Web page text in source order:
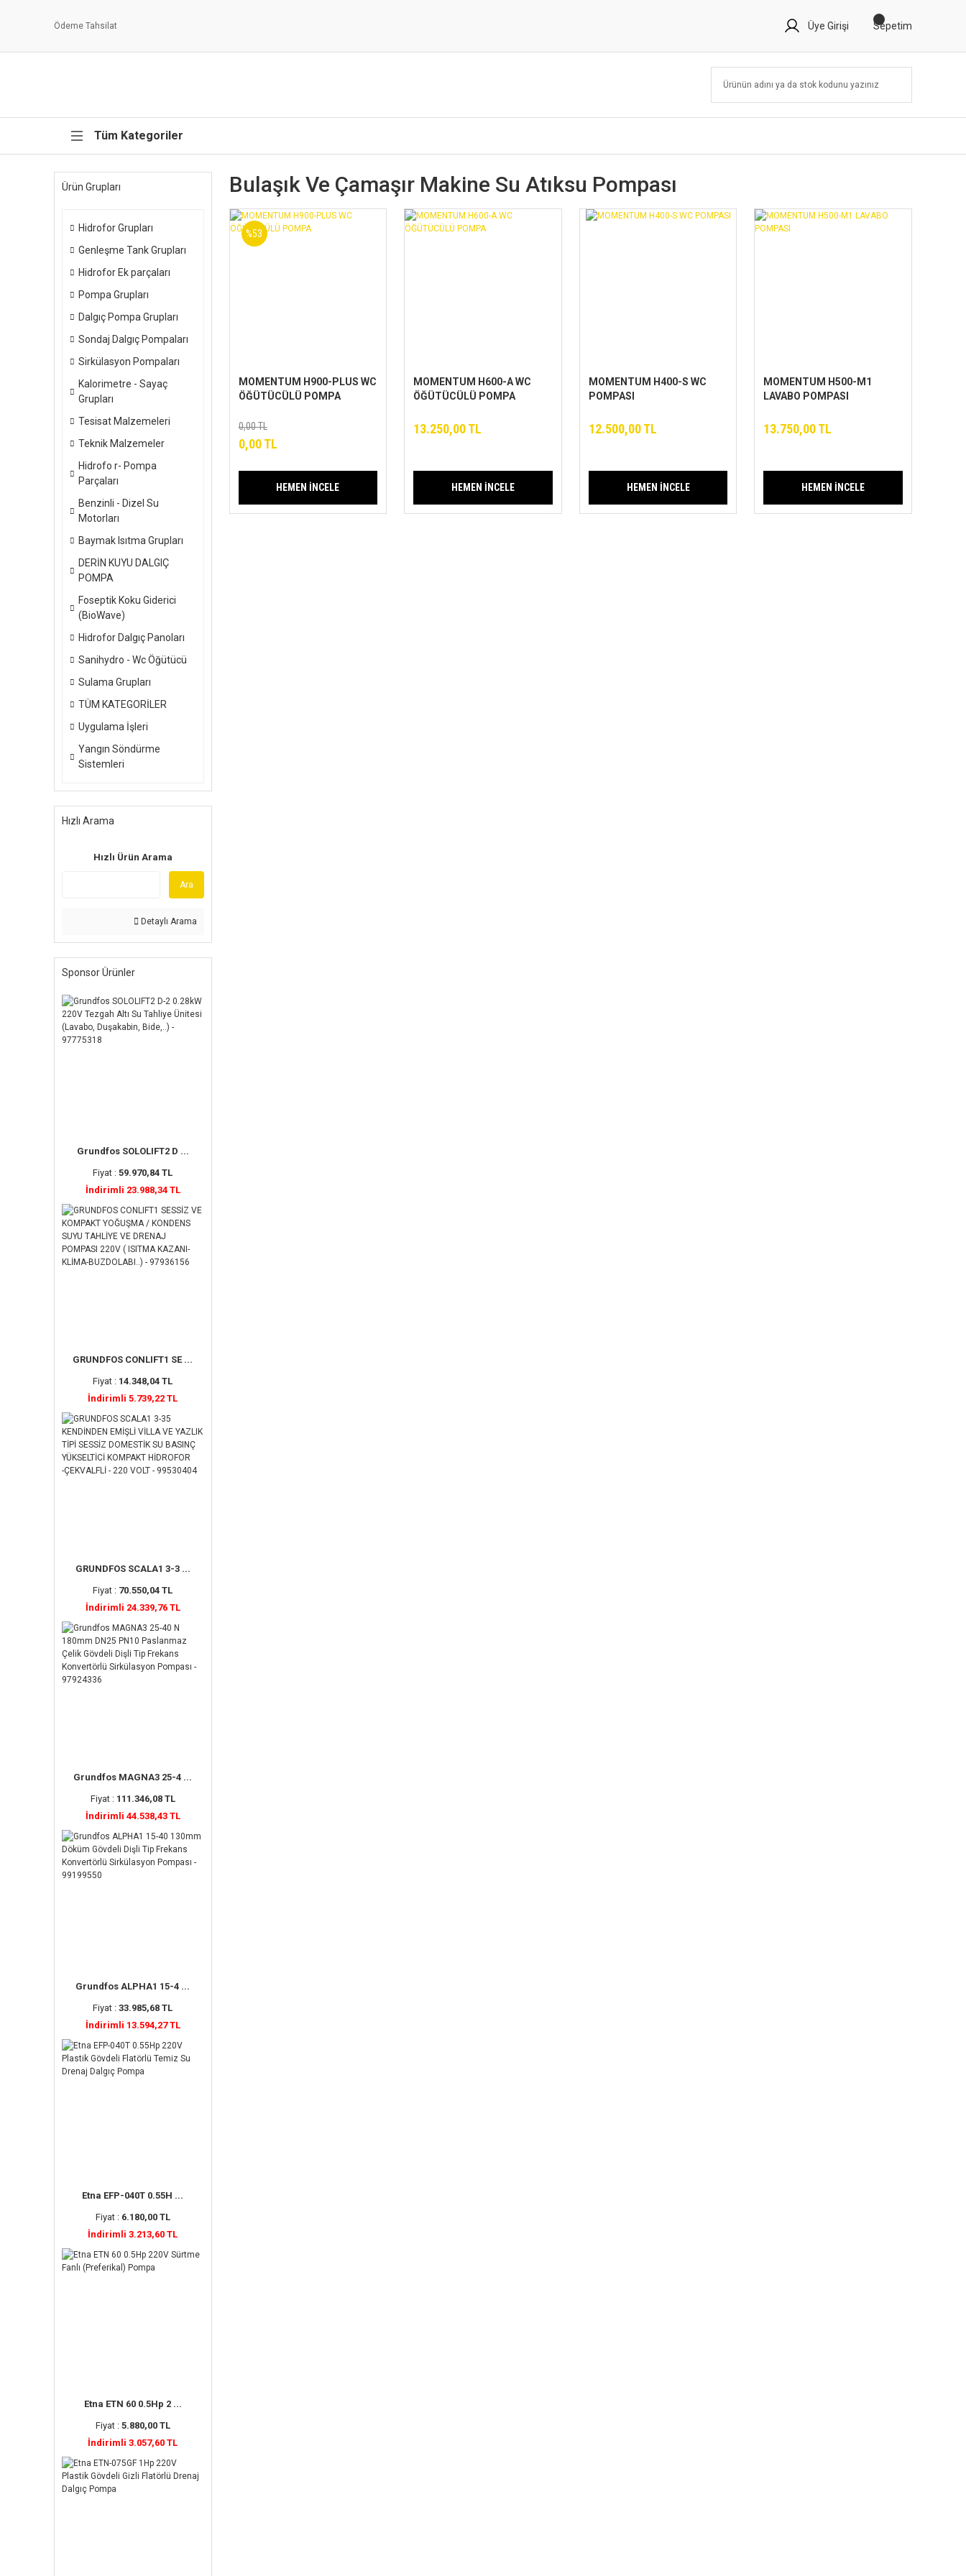
Ödeme Tahsilat Üye Girişi Sepetim
Tüm Kategoriler
Ürün Grupları
Hidrofor Grupları
Genleşme Tank Grupları
Hidrofor Ek parçaları
Pompa Grupları
Dalgıç Pompa Grupları
Sondaj Dalgıç Pompaları
Sirkülasyon Pompaları
Kalorimetre - Sayaç
Grupları
Tesisat Malzemeleri
Teknik Malzemeler
Hidrofo r- Pompa
Parçaları
Benzinli - Dizel Su
Motorları
Baymak Isıtma Grupları
DERİN KUYU DALGIÇ
POMPA
Foseptik Koku Giderici
(BioWave)
Hidrofor Dalgıç Panoları
Sanihydro - Wc Öğütücü
Sulama Grupları
TÜM KATEGORİLER
Uygulama İşleri
Yangın Söndürme
Sistemleri
Hızlı Arama
Hızlı Ürün Arama
Ara
Detaylı Arama
Sponsor Ürünler
Grundfos SOLOLIFT2 D ...
Fiyat :59.970,84 TL
İndirimli 23.988,34 TL
GRUNDFOS CONLIFT1 SE ...
Fiyat : 14.348,04 TL
İndirimli 5.739,22 TL
GRUNDFOS SCALA1 3-3 ...
Fiyat : 70.550,04 TL
İndirimli 24.339,76 TL
Grundfos MAGNA3 25-4 ...
Fiyat : 111.346,08 TL
İndirimli 44.538,43 TL
Grundfos ALPHA1 15-4 ...
Fiyat :33.985,68 TL
İndirimli 13.594,27 TL
Etna EFP-040T 0.55H ...
Fiyat : 6.180,00 TL
İndirimli 3.213,60 TL
Etna ETN 60 0.5Hp 2 ...
Fiyat : 5.880,00 TL
İndirimli 3.057,60 TL
Bulaşık Ve Çamaşır Makine Su Atıksu Pompası
%53
MOMENTUM H900-PLUS WC
ÖĞÜTÜCÜLÜ POMPA
0,00 TL
0,00 TL
HEMEN İNCELE
MOMENTUM H600-A WC
ÖĞÜTÜCÜLÜ POMPA
13.250,00 TL
HEMEN İNCELE
MOMENTUM H400-S WC
POMPASI
12.500,00 TL
HEMEN İNCELE
MOMENTUM H500-M1
LAVABO POMPASI
13.750,00 TL
HEMEN İNCELE